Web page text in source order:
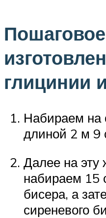
Пошаговое
глицинии
Набираем на
длиной 2 м 9
Далее на эту
набираем 15
бисера, а
сиреневого